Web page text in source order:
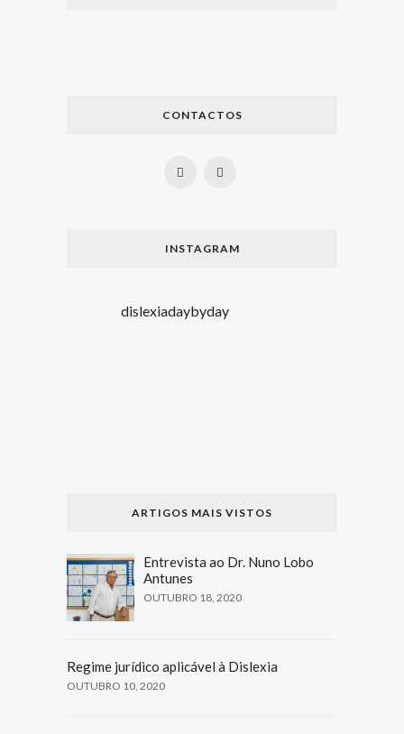
CONTACTOS
INSTAGRAM
dislexiadaybyday
ARTIGOS MAIS VISTOS
Entrevista ao Dr. Nuno Lobo
Antunes
OUTUBRO 18, 2020
Regime jurídico aplicável à Dislexia
OUTUBRO 10, 2020